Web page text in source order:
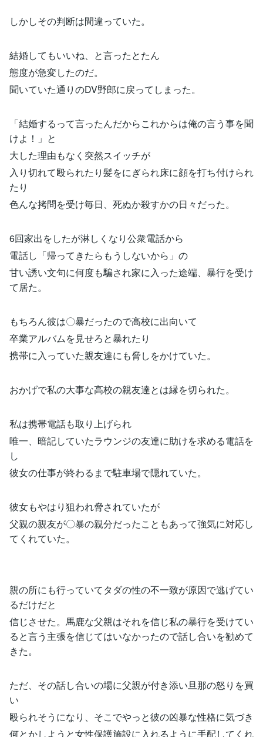
しかしその判断は間違っていた。
結婚してもいいね、と言ったとたん
態度が急変したのだ。
聞いていた通りのDV野郎に戻ってしまった。
「結婚するって言ったんだからこれからは俺の言う事を聞
けよ！」と
大した理由もなく突然スイッチが
入り切れて殴られたり髪をにぎられ床に顔を打ち付けられ
たり
色んな拷問を受け毎日、死ぬか殺すかの日々だった。
6回家出をしたが淋しくなり公衆電話から
電話し「帰ってきたらもうしないから」の
甘い誘い文句に何度も騙され家に入った途端、暴行を受け
て居た。
もちろん彼は〇暴だったので高校に出向いて
卒業アルバムを見せろと暴れたり
携帯に入っていた親友達にも脅しをかけていた。
おかげで私の大事な高校の親友達とは縁を切られた。
私は携帯電話も取り上げられ
唯一、暗記していたラウンジの友達に助けを求める電話を
し
彼女の仕事が終わるまで駐車場で隠れていた。
彼女もやはり狙われ脅されていたが
父親の親友が〇暴の親分だったこともあって強気に対応し
てくれていた。
親の所にも行っていてタダの性の不一致が原因で逃げてい
るだけだと
信じさせた。馬鹿な父親はそれを信じ私の暴行を受けてい
ると言う主張を信じてはいなかったので話し合いを勧めて
きた。
ただ、その話し合いの場に父親が付き添い旦那の怒りを買
い
殴られそうになり、そこでやっと彼の凶暴な性格に気づき
何とかしようと女性保護施設に入れるように手配してくれ